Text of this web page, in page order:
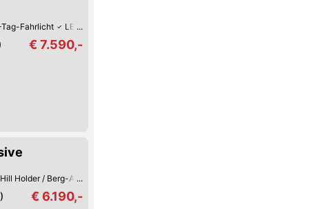
Tag-Fahrlicht LED-Scheinwerfer
€ 7.590,-
Hill Holder / Berg-Anfahrhilfe
€ 6.190,-